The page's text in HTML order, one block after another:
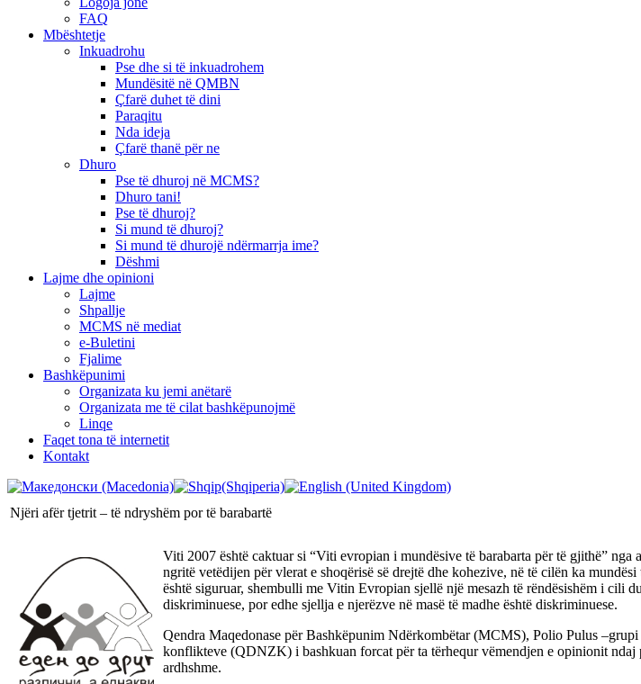
FAQ
Mbështetje
Inkuadrohu
Pse dhe si të inkuadrohem
Mundësitë në QMBN
Çfarë duhet të dini
Paraqitu
Nda ideja
Çfarë thanë për ne
Dhuro
Pse të dhuroj në MCMS?
Dhuro tani!
Pse të dhuroj?
Si mund të dhuroj?
Si mund të dhurojë ndërmarrja ime?
Dëshmi
Lajme dhe opinioni
Lajme
Shpallje
MCMS në mediat
e-Buletini
Fjalime
Bashkëpunimi
Organizata ku jemi anëtarë
Organizata me të cilat bashkëpunojmë
Linqe
Faqet tona të internetit
Kontakt
Njëri afër tjetrit – të ndryshëm por të barabartë
Viti 2007 është caktuar si “Viti evropian i mundësive të barabarta për të gjithë”
ngritë vetëdijen për vlerat e shoqërisë së drejtë dhe kohezive, në të cilën ka
është siguruar, shembulli me Vitin Evropian sjellë një mesazh të rëndësishëm i cili
diskriminuese, por edhe sjellja e njerëzve në masë të madhe është diskriminuese.
Qendra Maqedonase për Bashkëpunim Ndërkombëtar (MCMS), Polio Pulus
konflikteve (QDNZK) i bashkuan forcat për ta tërhequr vëmendjen e opinionit
ardhshme.